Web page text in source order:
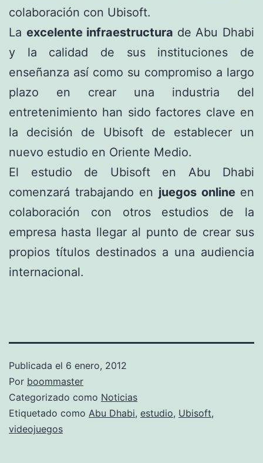
colaboración con Ubisoft.
La excelente infraestructura de Abu Dhabi
y la calidad de sus instituciones de
enseñanza así como su compromiso a largo
plazo en crear una industria del
entretenimiento han sido factores clave en
la decisión de Ubisoft de establecer un
nuevo estudio en Oriente Medio.
El estudio de Ubisoft en Abu Dhabi
comenzará trabajando en juegos online en
colaboración con otros estudios de la
empresa hasta llegar al punto de crear sus
propios títulos destinados a una audiencia
internacional.
Publicada el 6 enero, 2012
Por boommaster
Categorizado como Noticias
Etiquetado como Abu Dhabi, estudio, Ubisoft,
videojuegos